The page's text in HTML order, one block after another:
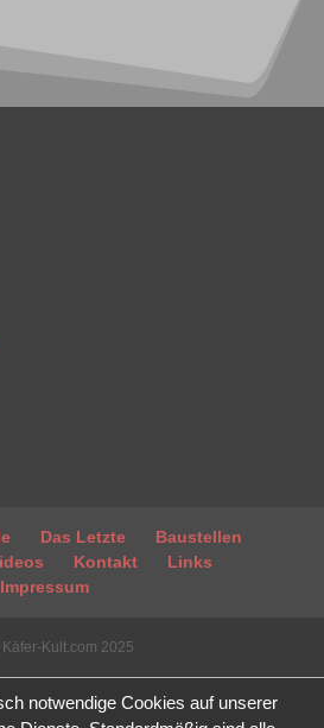
Das Letzte
Baustellen
Kontakt
Links
Impressum
Käfer-Kult.com 2025
notwendige Cookies auf unserer